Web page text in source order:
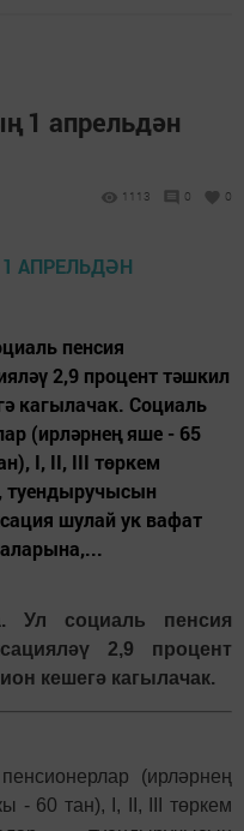
1 апрельдән
1113 0 0
пенсия
2,9 процент тәшкил
кагылачак. Социаль
(ирләрнең яше - 65
I, II, III төркем
туендыручысын
шулай ук вафат
Ул социаль пенсия
2,9 процент
кешегә кагылачак.
(ирләрнең
- 60 тан), I, II, III төркем